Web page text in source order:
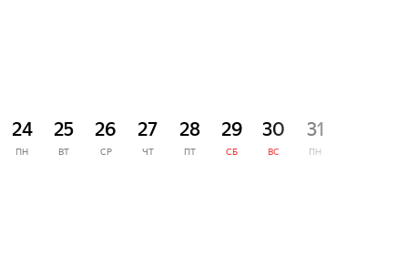
24
ПН
25
ВТ
26
СР
27
ЧТ
28
ПТ
29
СБ
30
ВС
31
ПН